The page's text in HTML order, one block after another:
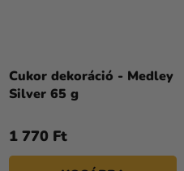
Cukor dekoráció - Medley
Silver 65 g
1 770 Ft